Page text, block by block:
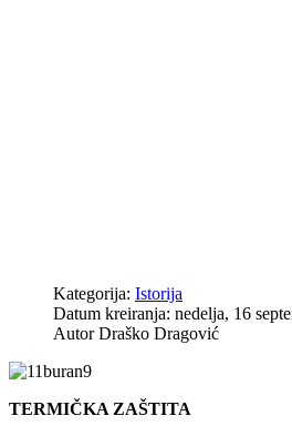
Kategorija: Istorija
Datum kreiranja: nedelja, 16
AutorDraško Dragović
TERMIČKA ZAŠTITA